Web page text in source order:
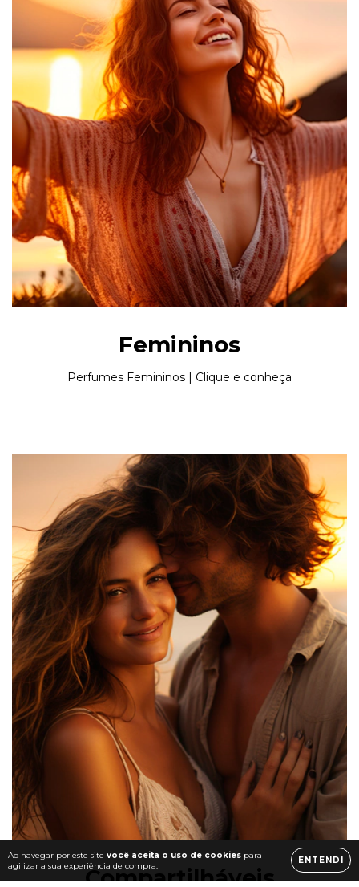
Ao navegar por este site você aceita o uso de cookies para
agilizar a sua experiência de compra.
ENTENDI
Femininos
Perfumes Femininos | Clique e conheça
Compartilháveis